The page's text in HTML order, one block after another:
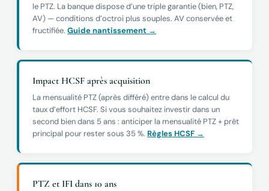
le PTZ. La banque dispose d’une triple garantie (bien, PTZ,
AV) — conditions d’octroi plus souples. AV conservée et
fructifiée. Guide nantissement →
Impact HCSF après acquisition
La mensualité PTZ (après différé) entre dans le calcul du
taux d’effort HCSF. Si vous souhaitez investir dans un
second bien dans 5 ans : anticiper la mensualité PTZ + prêt
principal pour rester sous 35 %. Règles HCSF →
PTZ et IFI dans 10 ans